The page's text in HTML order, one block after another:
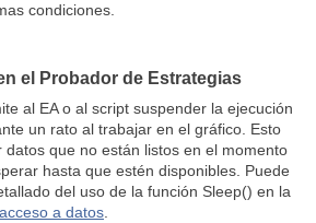
condiciones.
el Probador de Estrategias
al EA o al script suspender la ejecución
un rato al trabajar en el gráfico. Esto
datos que no están listos en el momento
hasta que estén disponibles. Puede
del uso de la función Sleep() en la
a datos